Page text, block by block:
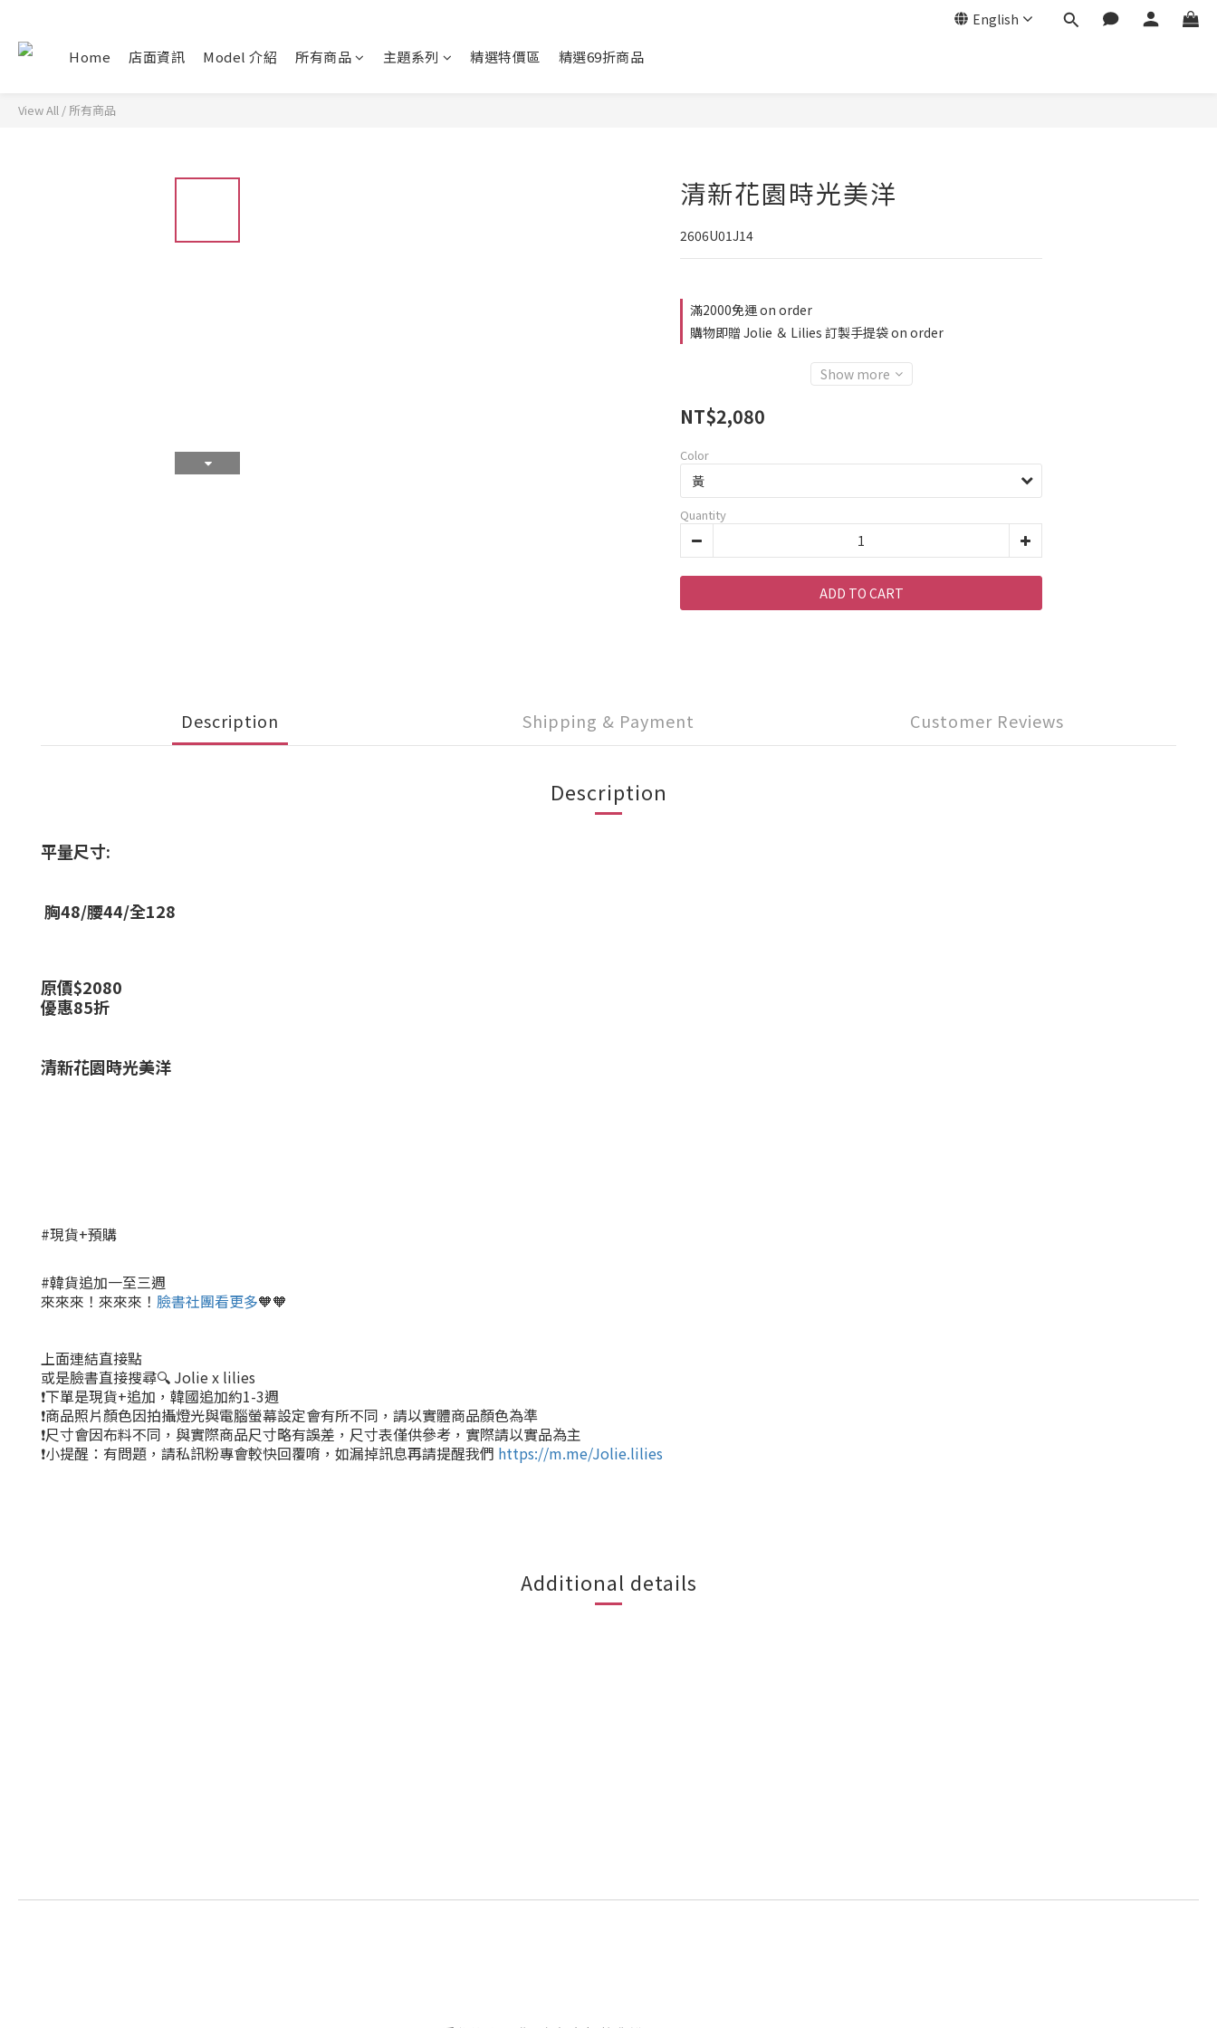
English
Home 店面資訊 Model 介紹 所有商品 主題系列 精選特價區 精選69折商品
View All / 所有商品
清新花園時光美洋
2606U01J14
滿2000免運 on order
購物即贈 Jolie ＆ Lilies 訂製手提袋 on order
Show more
NT$2,080
Color
Quantity
ADD TO CART
Description Shipping & Payment Customer Reviews
Description
平量尺寸:
胸48/腰44/全128
原價$2080
優惠85折
清新花園時光美洋
#現貨+預購
#韓貨追加一至三週
來來來！來來來！ 臉書社團看更多🧡🧡
上面連結直接點
或是臉書直接搜尋🔍 Jolie x lilies
❗下單是現貨+追加，韓國追加約1-3週
❗商品照片顏色因拍攝燈光與電腦螢幕設定會有所不同，請以實體商品顏色為準
❗尺寸會因布料不同，與實際商品尺寸略有誤差，尺寸表僅供參考，實際請以實品為主
❗小提醒：有問題，請私訊粉專會較快回覆唷，如漏掉訊息再請提醒我們 https://m.me/Jolie.lilies
Additional details